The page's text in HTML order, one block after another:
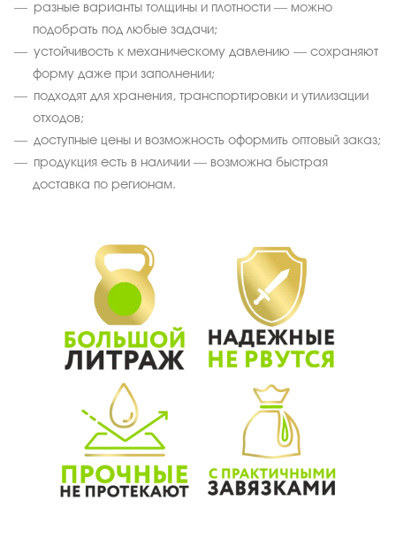
разные варианты толщины и плотности — можно
подобрать под любые задачи;
устойчивость к механическому давлению — сохраняют
форму даже при заполнении;
подходят для хранения, транспортировки и утилизации
отходов;
доступные цены и возможность оформить оптовый заказ;
продукция есть в наличии — возможна быстрая
доставка по регионам.